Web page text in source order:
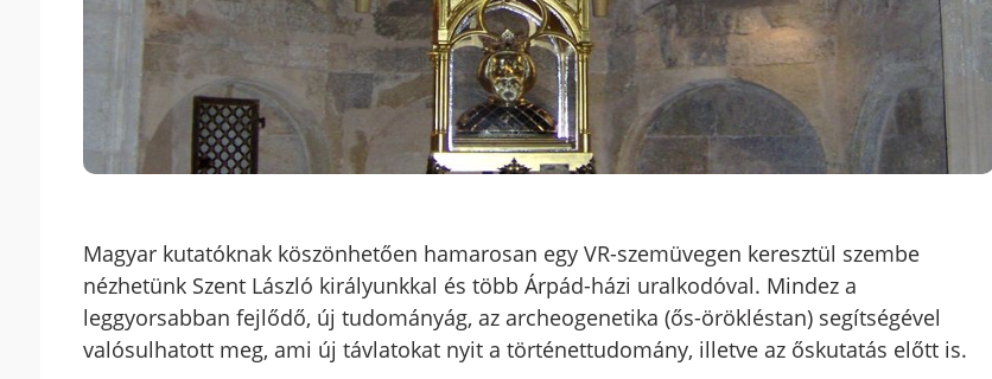
Magyar kutatóknak köszönhetően hamarosan egy VR-szemüvegen keresztül szembe
nézhetünk Szent László királyunkkal és több Árpád-házi uralkodóval. Mindez a
leggyorsabban fejlődő, új tudományág, az archeogenetika (ős-örökléstan) segítségével
valósulhatott meg, ami új távlatokat nyit a történettudomány, illetve az őskutatás előtt is.